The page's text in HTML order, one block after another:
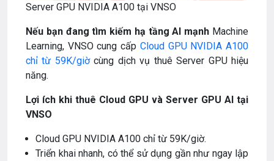
Server GPU NVIDIA A100 tại VNSO
Nếu bạn đang tìm kiếm hạ tầng AI mạnh Machine
Learning, VNSO cung cấp Cloud GPU NVIDIA A100
chỉ từ 59K/giờcùng dịch vụ thuê Server GPU hiệu
năng.
Lợi ích khi thuê Cloud GPU và Server GPU AI tại
VNSO
Cloud GPU NVIDIA A100 chỉ từ 59K/giờ.
Triển khai nhanh, có thể sử dụng gần như ngay lập